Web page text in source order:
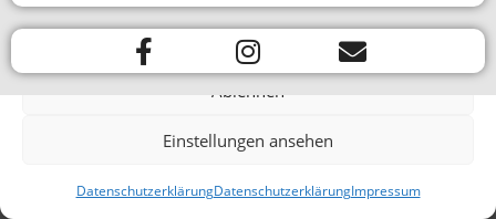
Akzeptieren
Ablehnen
Einstellungen ansehen
DatenschutzerklärungDatenschutzerklärungImpressum